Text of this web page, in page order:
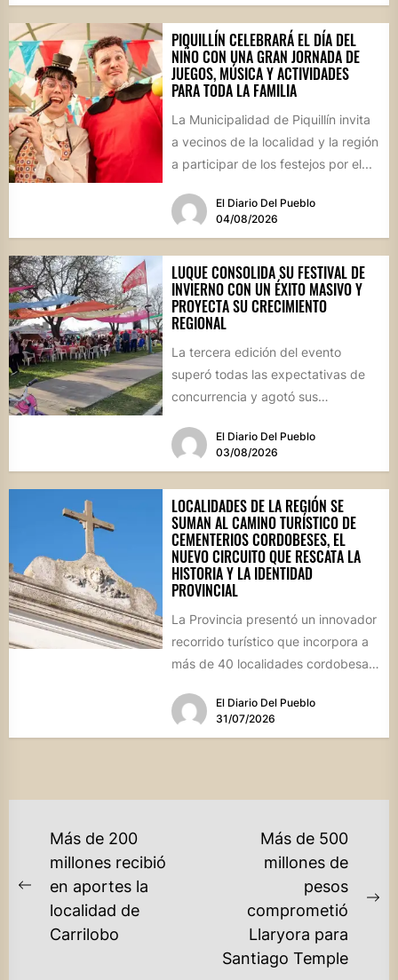
PIQUILLÍN CELEBRARÁ EL DÍA DEL
NIÑO CON UNA GRAN JORNADA DE
JUEGOS, MÚSICA Y ACTIVIDADES
PARA TODA LA FAMILIA
La Municipalidad de Piquillín invita
a vecinos de la localidad y la región
a participar de los festejos por el...
El Diario Del Pueblo
04/08/2026
LUQUE CONSOLIDA SU FESTIVAL DE
INVIERNO CON UN ÉXITO MASIVO Y
PROYECTA SU CRECIMIENTO
REGIONAL
La tercera edición del evento
superó todas las expectativas de
concurrencia y agotó sus
marco, el...El Diario Del Pueblo
03/08/2026
LOCALIDADES DE LA REGIÓN SE
SUMAN AL CAMINO TURÍSTICO DE
CEMENTERIOS CORDOBESES, EL
NUEVO CIRCUITO QUE RESCATA LA
HISTORIA Y LA IDENTIDAD
PROVINCIAL
La Provincia presentó un innovador
recorrido turístico que incorpora a
más de 40 localidades cordobesas
patrimonial....El Diario Del Pueblo
31/07/2026
NAVEGACIÓN
ENTRADAS
Previous
post:
Más de 200
millones recibió
en aportes la
localidad de
Carrilobo
Más de 500
millones de
pesos
comprometió
Llaryora para
Santiago Temple